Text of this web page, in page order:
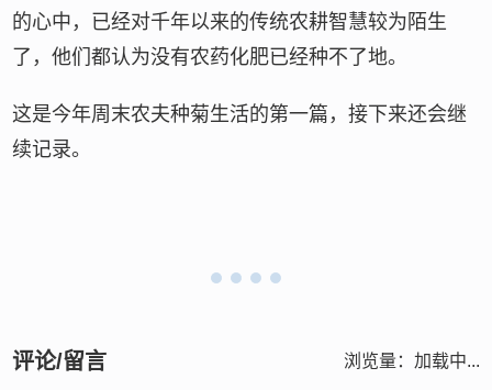
的心中，已经对千年以来的传统农耕智慧较为陌生
了，他们都认为没有农药化肥已经种不了地。
这是今年周末农夫种菊生活的第一篇，接下来还会继
续记录。
评论/留言 浏览量： 加载中...